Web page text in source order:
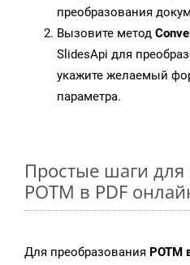
преобразования
Вызовите метод
SlidesApi для
укажите желаемый
параметра.
Простые шаги для
POTM в PDF
Для преобразования POTM